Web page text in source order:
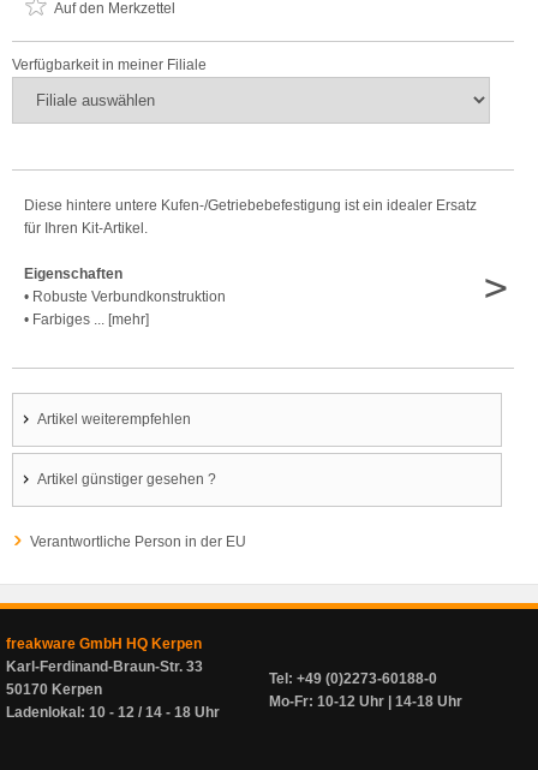
Auf den Merkzettel
Verfügbarkeit in meiner Filiale
Diese hintere untere Kufen-/Getriebebefestigung ist ein idealer Ersatz
für Ihren Kit-Artikel.
Eigenschaften
• Robuste Verbundkonstruktion
• Farbiges ... [mehr]
>
Artikel weiterempfehlen
Artikel günstiger gesehen ?
Verantwortliche Person in der EU
freakware GmbH HQ Kerpen
Karl-Ferdinand-Braun-Str. 33
50170 Kerpen
Ladenlokal: 10 - 12 / 14 - 18 Uhr
Tel: +49 (0)2273-60188-0
Mo-Fr: 10-12 Uhr | 14-18 Uhr